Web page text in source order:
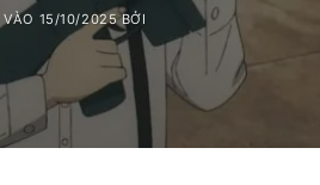
15/10/2025 BỞI